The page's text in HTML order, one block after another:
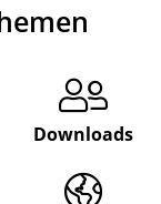
Downloads